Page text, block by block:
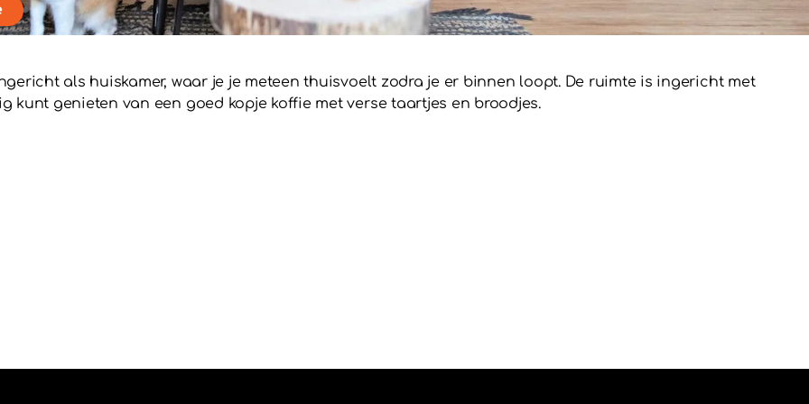
als huiskamer, waar je je meteen thuisvoelt zodra je er binnen loopt. De ruimte is ingericht met
kunt genieten van een goed kopje koffie met verse taartjes en broodjes.